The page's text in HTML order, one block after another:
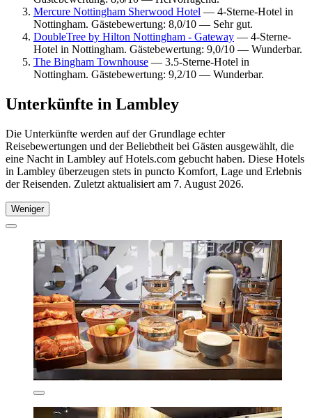
Mercure Nottingham Sherwood Hotel — 4-Sterne-Hotel in
Nottingham. Gästebewertung: 8,0/10 — Sehr gut.
DoubleTree by Hilton Nottingham - Gateway — 4-Sterne-
Hotel in Nottingham. Gästebewertung: 9,0/10 — Wunderbar.
The Bingham Townhouse — 3.5-Sterne-Hotel in
Nottingham. Gästebewertung: 9,2/10 — Wunderbar.
Unterkünfte in Lambley
Die Unterkünfte werden auf der Grundlage echter
Reisebewertungen und der Beliebtheit bei Gästen ausgewählt, die
eine Nacht in Lambley auf Hotels.com gebucht haben. Diese Hotels
in Lambley überzeugen stets in puncto Komfort, Lage und Erlebnis
der Reisenden. Zuletzt aktualisiert am 7. August 2026.
Weniger